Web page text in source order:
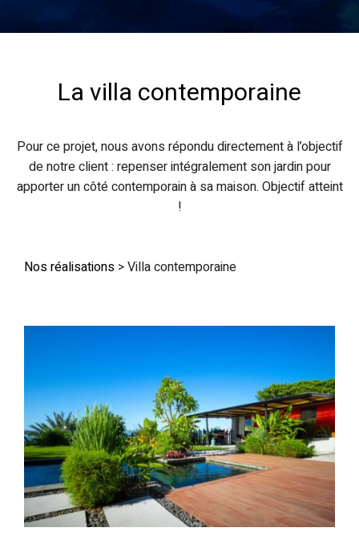
La villa contemporaine
Pour ce projet, nous avons répondu directement à l’objectif
de notre client : repenser intégralement son jardin pour
apporter un côté contemporain à sa maison. Objectif atteint
!
Nos réalisations >Villa contemporaine